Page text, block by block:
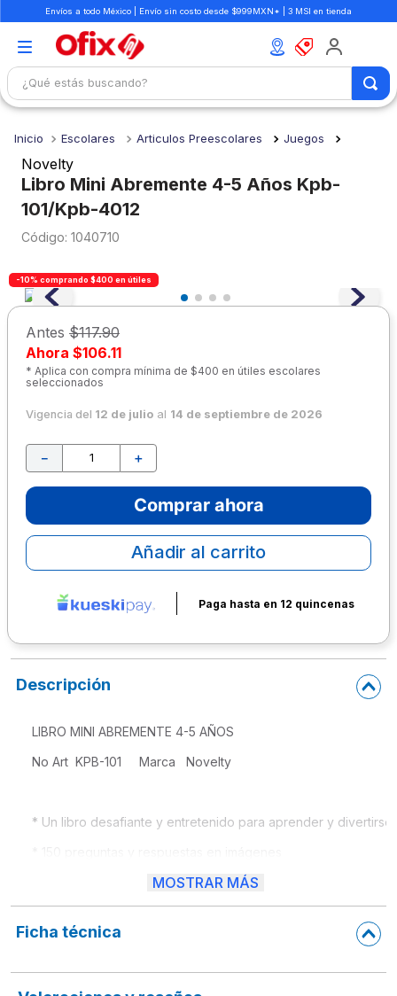
Envíos a todo México | Envío sin costo desde $999MXN* | 3 MSI en tienda
¿Qué estás buscando?
Escolares Articulos Preescolares Juegos
Novelty
Libro Mini Abremente 4-5 Años Kpb-
101/Kpb-4012
: 1040710
-10% comprando $400 en útiles
Antes $117.90
Ahora $106.11
* Aplica con compra mínima de $400 en útiles escolares
seleccionados
Vigencia del 12 de julio al 14 de septiembre de 2026
＋
－
Comprar ahora
Añadir al carrito
Paga hasta en 12 quincenas
Descripción
LIBRO MINI ABREMENTE 4-5 AÑOS
No Art  KPB-101     Marca   Novelty
* Un libro desafiante y entretenido para aprender y divertirse.
* Estimula las neuronas
MOSTRAR MÁS
Ficha técnica
1.
mochilas
.
libretas
3.
cuaderno
4.
cuadernos
5.
colores
6.
boligrafo
7.
escritorio
8 .
sacapuntas
.